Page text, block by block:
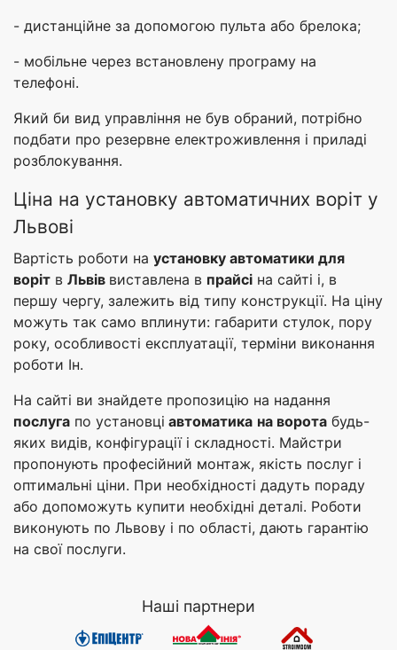
- дистанційне за допомогою пульта або брелока;
- мобільне через встановлену програму на
телефоні.
Який би вид управління не був обраний, потрібно
подбати про резервне електроживлення і приладі
розблокування.
Ціна на установку автоматичних воріт у
Львові
Вартість роботи на установку автоматики для
воріт в Львів виставлена в прайсі на сайті і, в
першу чергу, залежить від типу конструкції. На ціну
можуть так само вплинути: габарити стулок, пору
року, особливості експлуатації, терміни виконання
роботи Ін.
На сайті ви знайдете пропозицію на надання
послуга по установці автоматика на ворота будь-
яких видів, конфігурації і складності. Майстри
пропонують професійний монтаж, якість послуг і
оптимальні ціни. При необхідності дадуть пораду
або допоможуть купити необхідні деталі. Роботи
виконують по Львову і по області, дають гарантію
на свої послуги.
Наші партнери